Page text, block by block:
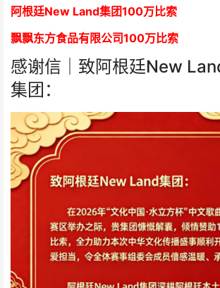
阿根廷New Land集团100万比索
飘飘东方食品有限公司100万比索
感谢信｜致阿根廷New
集团：